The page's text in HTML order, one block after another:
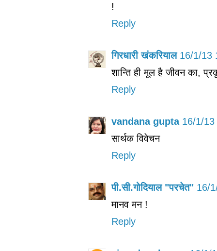
!
Reply
गिरधारी खंकरियाल 16/1/13
शान्ति ही मूल है जीवन का,
Reply
vandana gupta 16/1/
सार्थक विवेचन
Reply
पी.सी.गोदियाल "परचेत" 16/
मानव मन !
Reply